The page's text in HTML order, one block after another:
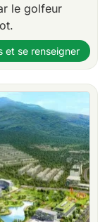
le golfeur
et se renseigner